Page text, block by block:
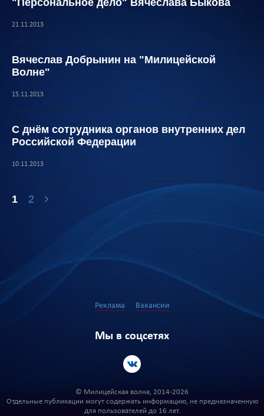
"Персональное дело" Вячеслава Быкова
21.11.2013
Вячеслав Добрынин на "Милицейской
Волне"
15.11.2013
С днём сотрудника органов внутренних дел
Российской Федерации
10.11.2013
1 2
Реклама Вакансии
Мы в соцсетях
© Милицейская волна, 2014-2026
Отдельные публикации могут содержать информацию, не предназначенную
для пользователей до 16 лет.